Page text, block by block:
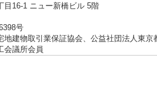
目16-1 ニュー新橋ビル 5階
号
地建物取引業保証協会、公益社団法人東
会議所会員